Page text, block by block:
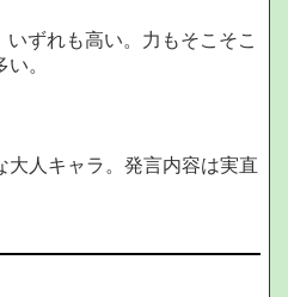
ずれも高い。力もそこそこ
。
人キャラ。発言内容は実直